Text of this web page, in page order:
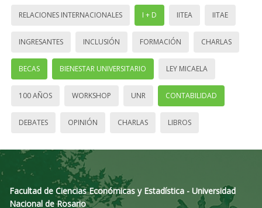
RELACIONES INTERNACIONALES I + D IITEA IITAE
INGRESANTES INCLUSIÓN FORMACIÓN CHARLAS
BECAS BIENESTAR UNIVERSITARIO LEY MICAELA
100 AÑOS WORKSHOP UNR CONTABILIDAD
DEBATES OPINIÓN CHARLAS LIBROS
Facultad de Ciencias Económicas y Estadística - Universidad
Nacional de Rosario